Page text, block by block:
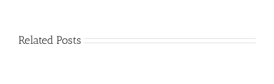
Related Posts